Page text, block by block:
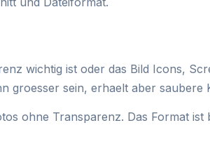
wichtig ist oder das Bild Icons,
groesser sein, erhaelt aber saubere
ohne Transparenz. Das Format